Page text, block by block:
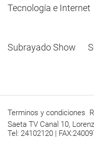
Tecnología e Internet
Subrayado Show
Terminos y condiciones
Saeta TV Canal 10,
Tel: 24102120 |